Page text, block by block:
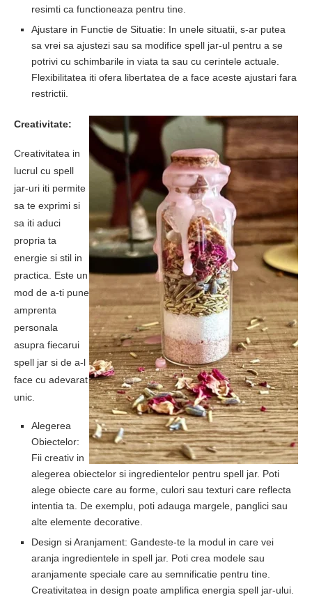
resimti ca functioneaza pentru tine.
Ajustare in Functie de Situatie: In unele situatii, s-ar putea
sa vrei sa ajustezi sau sa modifice spell jar-ul pentru a se
potrivi cu schimbarile in viata ta sau cu cerintele actuale.
Flexibilitatea iti ofera libertatea de a face aceste ajustari fara
restrictii.
Creativitate:
Creativitatea in
lucrul cu spell
jar-uri iti permite
sa te exprimi si
sa iti aduci
propria ta
energie si stil in
practica. Este un
mod de a-ti pune
amprenta
personala
asupra fiecarui
spell jar si de a-l
face cu adevarat
unic.
Alegerea
Obiectelor:
Fii creativ in
alegerea obiectelor si ingredientelor pentru spell jar. Poti
alege obiecte care au forme, culori sau texturi care reflecta
intentia ta. De exemplu, poti adauga margele, panglici sau
alte elemente decorative.
Design si Aranjament: Gandeste-te la modul in care vei
aranja ingredientele in spell jar. Poti crea modele sau
aranjamente speciale care au semnificatie pentru tine.
Creativitatea in design poate amplifica energia spell jar-ului.